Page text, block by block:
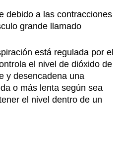
debido a las contracciones
grande llamado
está regulada por el
el nivel de dióxido de
y desencadena una
o más lenta según sea
el nivel dentro de un